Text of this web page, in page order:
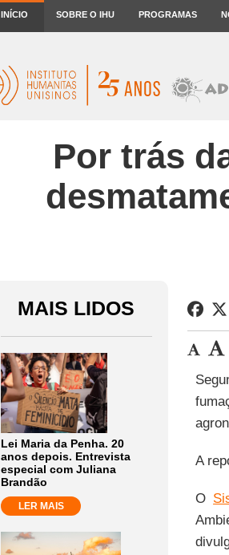
INÍCIO SOBRE O IHU PROGRAMAS
Por trás
MAIS LIDOS
Lei Maria da Penha. 20
anos depois. Entrevista
especial com Juliana
Brandão
LER MAIS
A
O